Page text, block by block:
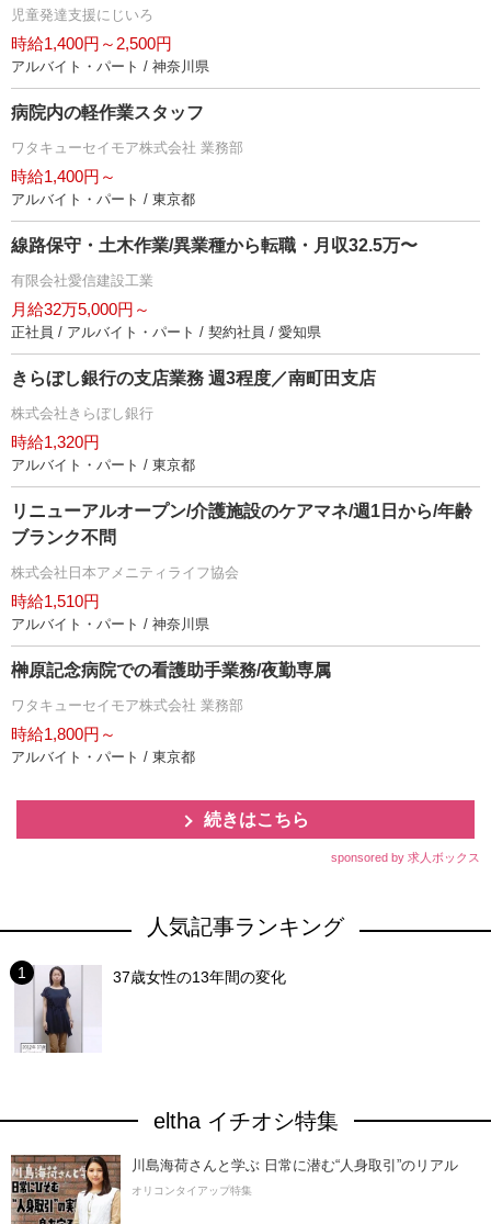
児童発達支援にじいろ
時給1,400円～2,500円
アルバイト・パート / 神奈川県
病院内の軽作業スタッフ
ワタキューセイモア株式会社 業務部
時給1,400円～
アルバイト・パート / 東京都
線路保守・土木作業/異業種から転職・月収32.5万〜
有限会社愛信建設工業
月給32万5,000円～
正社員 / アルバイト・パート / 契約社員 / 愛知県
きらぼし銀行の支店業務 週3程度／南町田支店
株式会社きらぼし銀行
時給1,320円
アルバイト・パート / 東京都
リニューアルオープン/介護施設のケアマネ/週1日から/年齢
ブランク不問
株式会社日本アメニティライフ協会
時給1,510円
アルバイト・パート / 神奈川県
榊原記念病院での看護助手業務/夜勤専属
ワタキューセイモア株式会社 業務部
時給1,800円～
アルバイト・パート / 東京都
続きはこちら
sponsored by 求人ボックス
人気記事ランキング
37歳女性の13年間の変化
eltha イチオシ特集
川島海荷さんと学ぶ 日常に潜む“人身取引”のリアル
オリコンタイアップ特集